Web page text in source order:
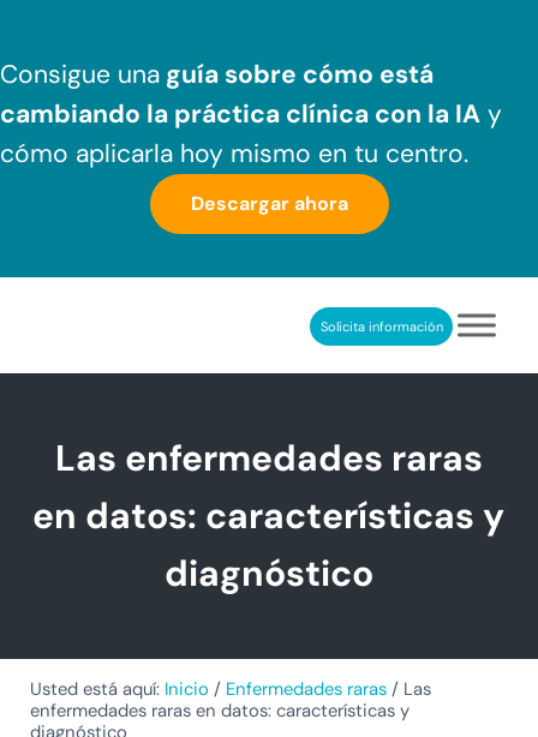
Consigue una guía sobre cómo está
cambiando la práctica clínica con la IA y
cómo aplicarla hoy mismo en tu centro.
Descargar ahora
REHABILITACIÓN COGNITIVA PROFESIONALSolicita información
Las enfermedades raras
en datos: características y
diagnóstico
Usted está aquí: Inicio / Enfermedades raras / Las
enfermedades raras en datos: características y